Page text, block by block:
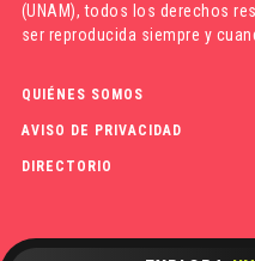
(UNAM), todos los derechos
ser reproducida siempre y
QUIÉNES SOMOS
AVISO DE PRIVACIDAD
DIRECTORIO